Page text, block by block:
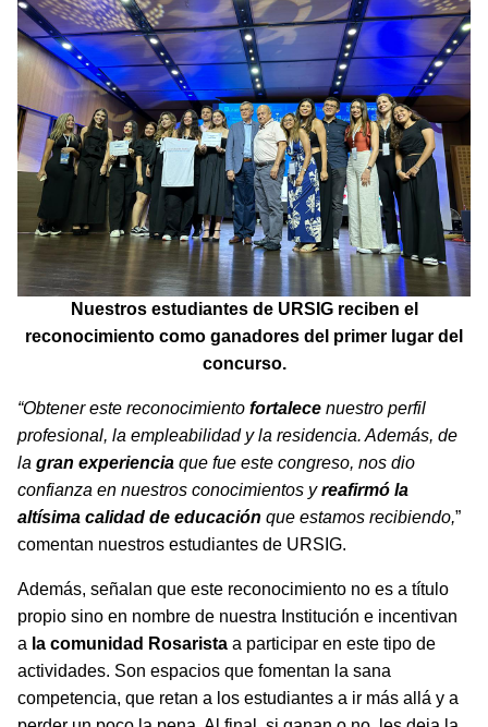
Nuestros estudiantes de URSIG reciben el
reconocimiento como ganadores del primer lugar del
concurso.
“Obtener este reconocimiento fortalece nuestro perfil
profesional, la empleabilidad y la residencia. Además, de
la gran experiencia que fue este congreso, nos dio
confianza en nuestros conocimientos yreafirmó la
altísima calidad de educación que estamos recibiendo,”
comentan nuestros estudiantes de URSIG.
Además, señalan que este reconocimiento no es a título
propio sino en nombre de nuestra Institución e incentivan
a la comunidad Rosarista a participar en este tipo de
actividades. Son espacios que fomentan la sana
competencia, que retan a los estudiantes a ir más allá y a